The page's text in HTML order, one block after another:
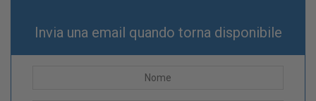
Invia una email quando torna disponibile